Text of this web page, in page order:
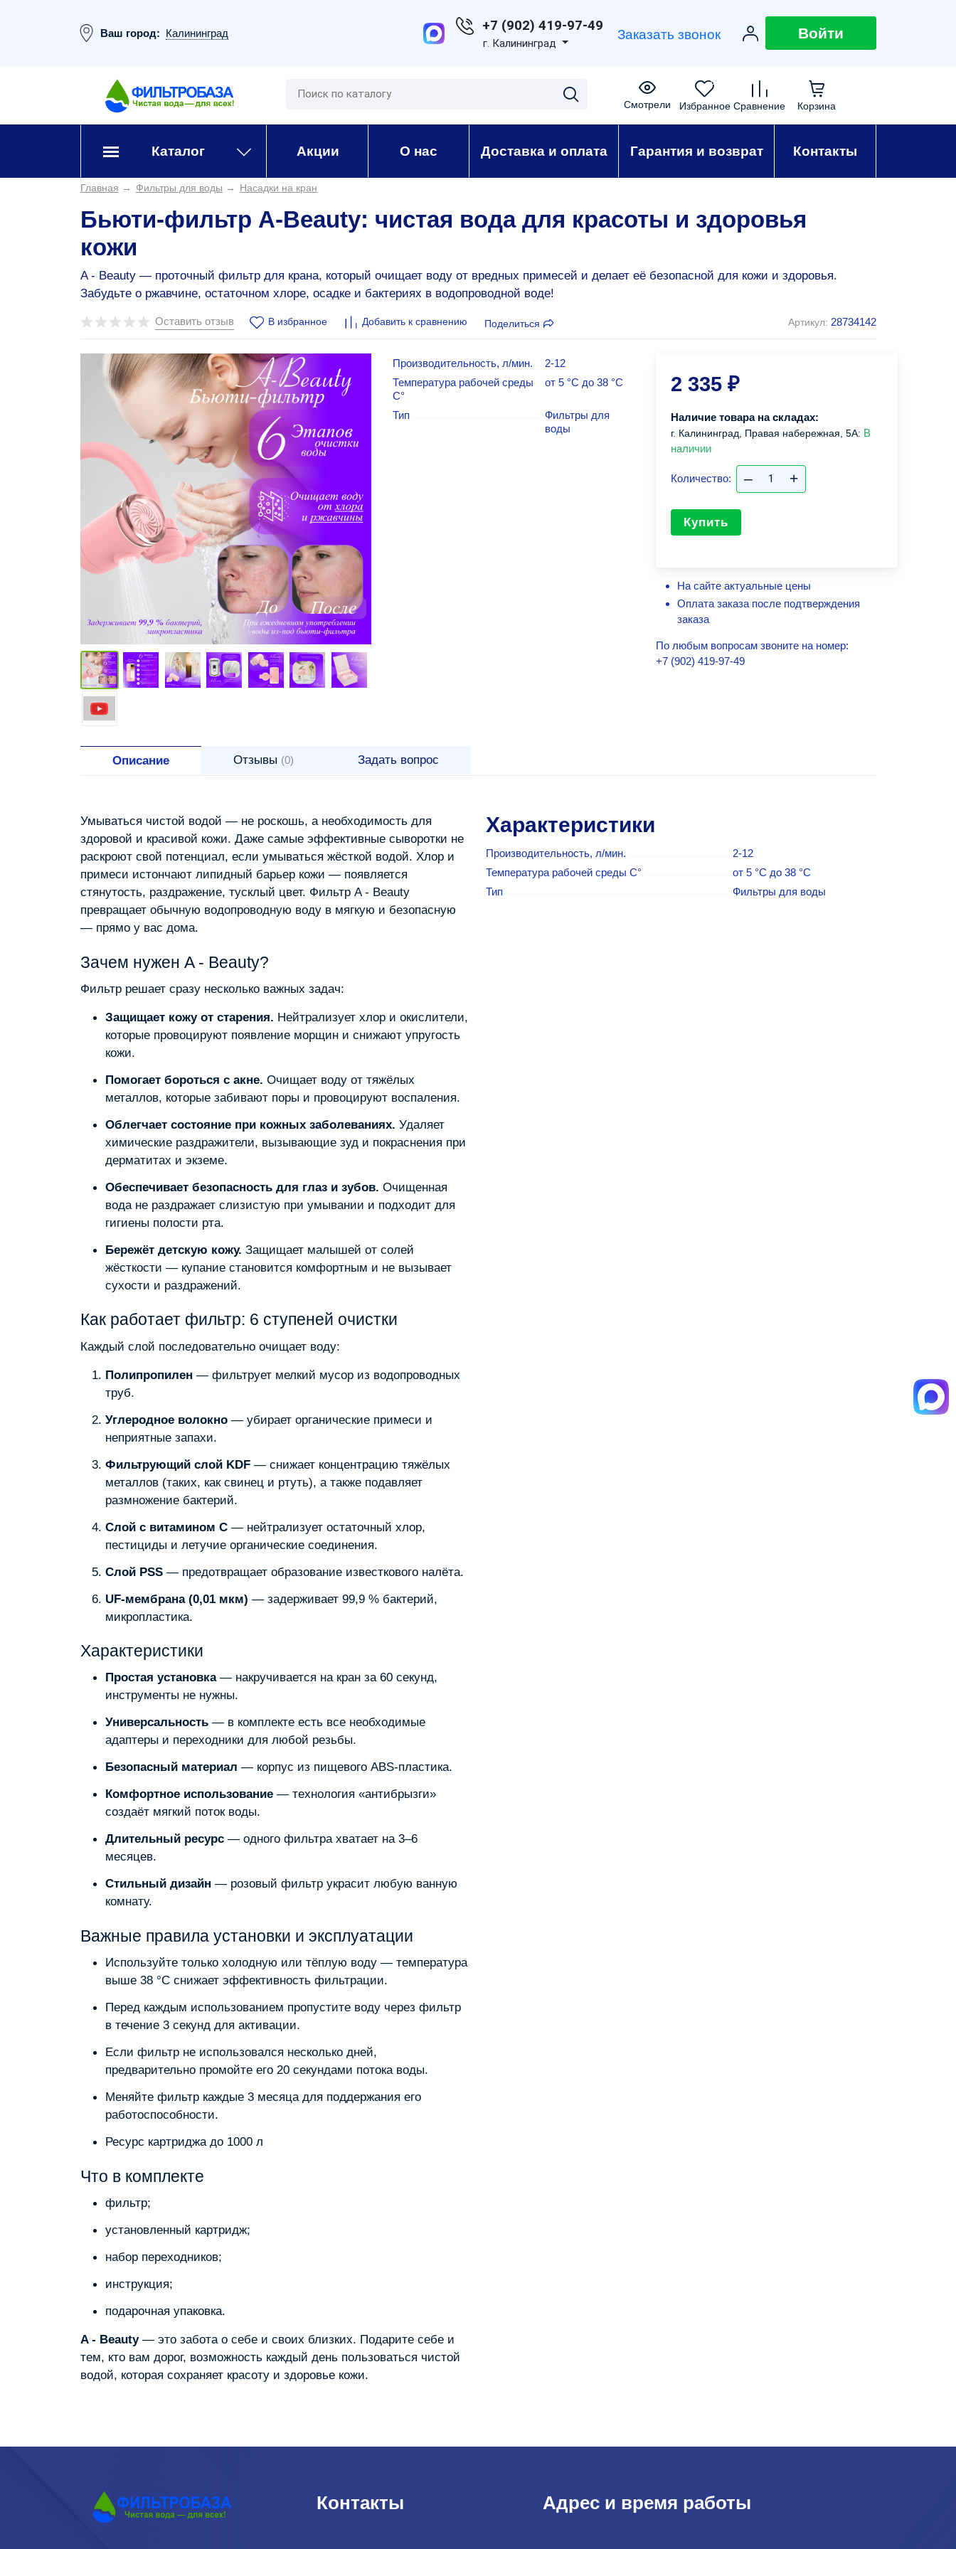
Ваш город: Калининград +7 (902) 419-97-49
г. Калининград
Заказать звонок Войти
Смотрели
0
Избранное Сравнение
0
Корзина
Каталог Акции О нас Доставка и оплата Гарантия и возврат Контакты
Главная → Фильтры для воды → Насадки на кран
Бьюти‑фильтр A‑Beauty: чистая вода для красоты и здоровья
кожи
A ‑ Beauty — проточный фильтр для крана, который очищает воду от вредных примесей и делает её безопасной для кожи и здоровья.
Забудьте о ржавчине, остаточном хлоре, осадке и бактериях в водопроводной воде!
Оставить отзыв В избранное Добавить к сравнению Поделиться Артикул: 28734142
Производительность, л/мин.
2-12
Температура рабочей среды
С°
от 5 °C до 38 °C
Тип
Фильтры для
воды
2 335 ₽
Наличие товара на складах:
г. Калининград, Правая набережная, 5А: В
наличии
Количество: – +
Купить
На сайте актуальные цены
Оплата заказа после подтверждения
заказа
По любым вопросам звоните на номер:
+7 (902) 419-97-49
Описание Отзывы (0) Задать вопрос
Умываться чистой водой — не роскошь, а необходимость для
здоровой и красивой кожи. Даже самые эффективные сыворотки не
раскроют свой потенциал, если умываться жёсткой водой. Хлор и
примеси истончают липидный барьер кожи — появляется
стянутость, раздражение, тусклый цвет. Фильтр A ‑ Beauty
превращает обычную водопроводную воду в мягкую и безопасную
— прямо у вас дома.
Зачем нужен A ‑ Beauty?
Фильтр решает сразу несколько важных задач:
Защищает кожу от старения. Нейтрализует хлор и окислители,
которые провоцируют появление морщин и снижают упругость
кожи.
Помогает бороться с акне. Очищает воду от тяжёлых
металлов, которые забивают поры и провоцируют воспаления.
Облегчает состояние при кожных заболеваниях. Удаляет
химические раздражители, вызывающие зуд и покраснения при
дерматитах и экземе.
Обеспечивает безопасность для глаз и зубов. Очищенная
вода не раздражает слизистую при умывании и подходит для
гигиены полости рта.
Бережёт детскую кожу. Защищает малышей от солей
жёсткости — купание становится комфортным и не вызывает
сухости и раздражений.
Как работает фильтр: 6 ступеней очистки
Каждый слой последовательно очищает воду:
Полипропилен — фильтрует мелкий мусор из водопроводных
труб.
Углеродное волокно— убирает органические примеси и
неприятные запахи.
Фильтрующий слой KDF— снижает концентрацию тяжёлых
металлов (таких, как свинец и ртуть), а также подавляет
размножение бактерий.
Слой с витамином C— нейтрализует остаточный хлор,
пестициды и летучие органические соединения.
Слой PSS— предотвращает образование известкового налёта.
UF‑мембрана (0,01 мкм) — задерживает 99,9 % бактерий,
микропластика.
Характеристики
Простая установка— накручивается на кран за 60 секунд,
инструменты не нужны.
Универсальность— в комплекте есть все необходимые
адаптеры и переходники для любой резьбы.
Безопасный материал — корпус из пищевого ABS‑пластика.
Комфортное использование— технология «антибрызги»
создаёт мягкий поток воды.
Длительный ресурс— одного фильтра хватает на 3–6
месяцев.
Стильный дизайн — розовый фильтр украсит любую ванную
комнату.
Важные правила установки и эксплуатации
Используйте только холодную или тёплую воду — температура
выше 38 °C снижает эффективность фильтрации.
Перед каждым использованием пропустите воду через фильтр
в течение 3 секунд для активации.
Если фильтр не использовался несколько дней,
предварительно промойте его 20 секундами потока воды.
Меняйте фильтр каждые 3 месяца для поддержания его
работоспособности.
Ресурс картриджа до 1000 л
Что в комплекте
фильтр;
установленный картридж;
набор переходников;
инструкция;
подарочная упаковка.
A ‑ Beauty— это забота о себе и своих близких. Подарите себе и
тем, кто вам дорог, возможность каждый день пользоваться чистой
водой, которая сохраняет красоту и здоровье кожи.
Характеристики
Производительность, л/мин.
2-12
Температура рабочей среды С°
от 5 °C до 38 °C
Тип
Фильтры для воды
Контакты Адрес и время работы